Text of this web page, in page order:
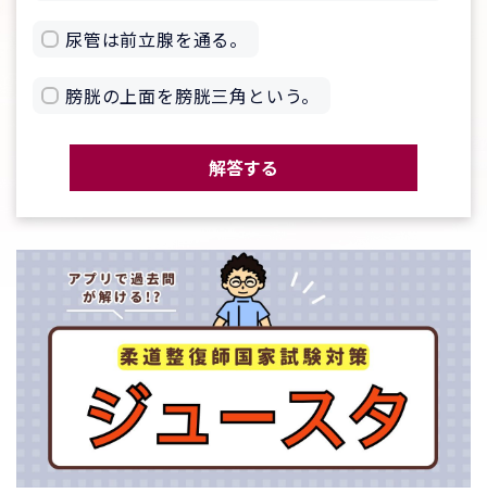
尿管は前立腺を通る。
膀胱の上面を膀胱三角という。
解答する